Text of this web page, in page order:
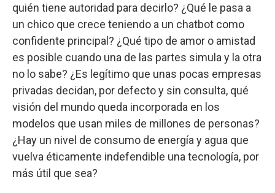
quién tiene autoridad para decirlo? ¿Qué le pasa a
un chico que crece teniendo a un chatbot como
confidente principal? ¿Qué tipo de amor o amistad
es posible cuando una de las partes simula y la otra
no lo sabe? ¿Es legítimo que unas pocas empresas
privadas decidan, por defecto y sin consulta, qué
visión del mundo queda incorporada en los
modelos que usan miles de millones de personas?
¿Hay un nivel de consumo de energía y agua que
vuelva éticamente indefendible una tecnología, por
más útil que sea?